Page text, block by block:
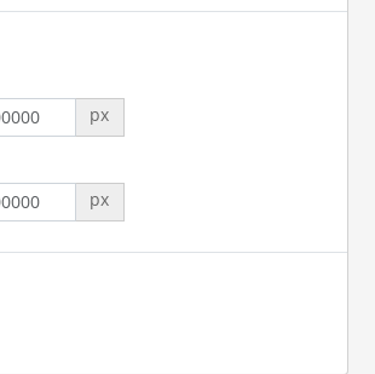
px
px